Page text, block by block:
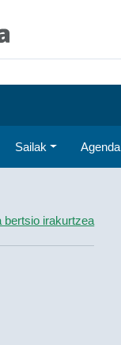
Sailak Agenda
bertsio irakurtzea